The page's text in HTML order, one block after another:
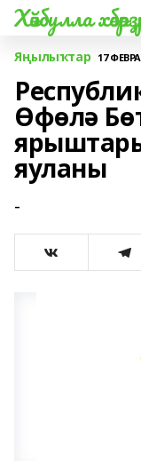
Хәйбулла
Яңылыҡтар 17
Өфөлә
яуланы
-